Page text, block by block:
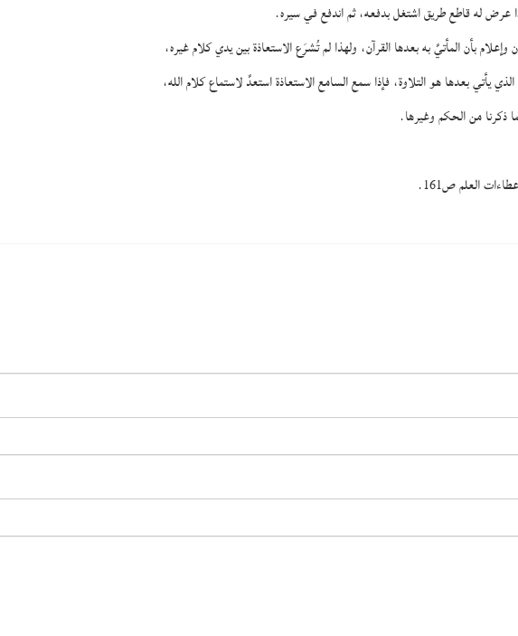
عرض له قاطع طريق اشتغل بدفعه، ثم اندفع في سيره.
وإعلام بأن المأتيَّ به بعدها القرآن، ولهذا لم تُشرَع الاستعاذة بين يدي كلام غيره،
يأتي بعدها هو التلاوة، فإذا سمع السامع الاستعاذة استعدَّ لاستماع كلام الله،
ذكرنا من الحكم وغيرها.
العلم ص161.